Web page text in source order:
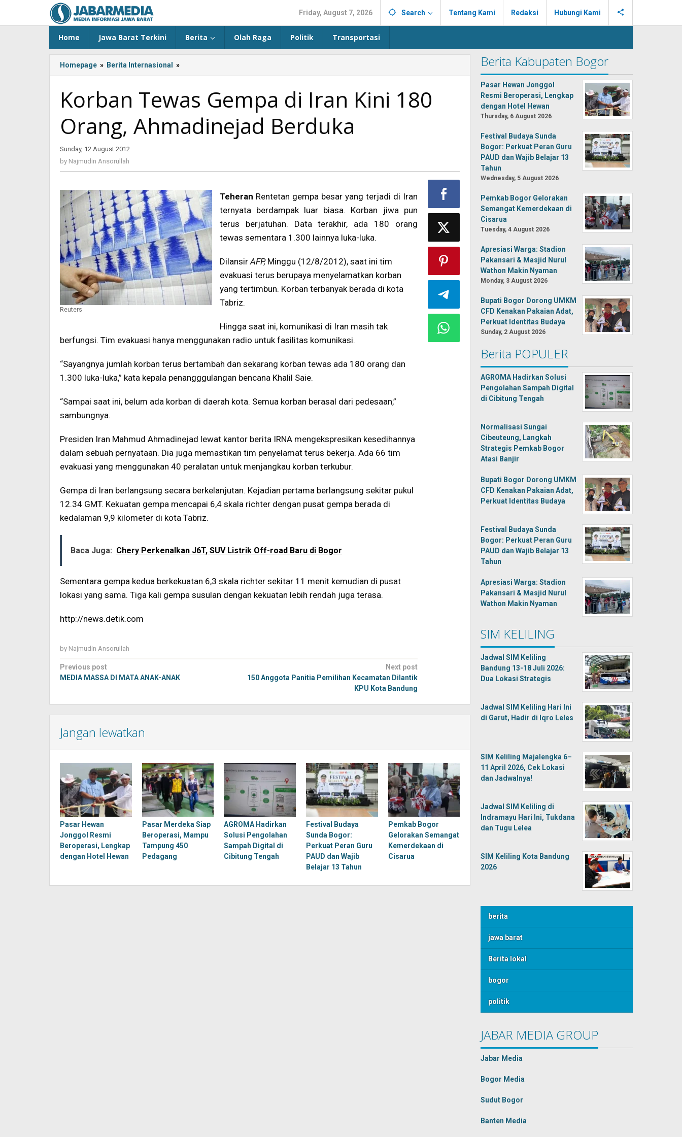
content
Friday, August 7, 2026 Search Tentang Kami Redaksi Hubungi Kami
Home Jawa Barat Terkini Berita Olah Raga Politik Transportasi
Homepage » Berita Internasional »
-:IN-
>Korban
Tewas
Gempa
di
Orang,
Berduka<!-
-:-
>
Korban Tewas Gempa di Iran Kini 180
Orang, Ahmadinejad Berduka
Sunday, 12 August 2012
by Najmudin Ansorullah
Reuters
Teheran Rentetan gempa besar yang terjadi di Iran
ternyata berdampak luar biasa. Korban jiwa pun
terus berjatuhan. Data terakhir, ada 180 orang
tewas sementara 1.300 lainnya luka-luka.
DilansirAFP,Minggu (12/8/2012), saat ini tim
evakuasi terus berupaya menyelamatkan korban
yang tertimbun. Korban terbanyak berada di kota
Tabriz.
Hingga saat ini, komunikasi di Iran masih tak
berfungsi. Tim evakuasi hanya menggunakan radio untuk fasilitas komunikasi.
“Sayangnya jumlah korban terus bertambah dan sekarang korban tewas ada 180 orang dan
1.300 luka-luka,” kata kepala penangggulangan bencana Khalil Saie.
“Sampai saat ini, belum ada korban di daerah kota. Semua korban berasal dari pedesaan,”
sambungnya.
Presiden Iran Mahmud Ahmadinejad lewat kantor berita IRNA mengekspresikan kesedihannya
dalam sebuah pernyataan. Dia juga memastikan tim penyelamat terus bekerja. Ada 66 tim
evakuasi yang menggunakan 40 peralatan untuk menjangkau korban terkubur.
Gempa di Iran berlangsung secara berkelanjutan. Kejadian pertama berlangsung sekitar pukul
12.34 GMT. Kekuatan gempa mencapai 6,4 skala richter dengan pusat gempa berada di
kedalaman 9,9 kilometer di kota Tabriz.
Baca Juga: Chery Perkenalkan J6T, SUV Listrik Off-road Baru di Bogor
Sementara gempa kedua berkekuatan 6,3 skala richter sekitar 11 menit kemudian di pusat
lokasi yang sama. Tiga kali gempa susulan dengan kekuatan lebih rendah juga terasa.
http://news.detik.com
by Najmudin Ansorullah
Post
navigation
Previous post
MEDIA MASSA DI MATA ANAK-ANAK
Next post
150 Anggota Panitia Pemilihan Kecamatan Dilantik
KPU Kota Bandung
Jangan lewatkan
Pasar Hewan
Jonggol Resmi
Beroperasi, Lengkap
dengan Hotel Hewan
Pasar Merdeka Siap
Beroperasi, Mampu
Tampung 450
Pedagang
AGROMA Hadirkan
Solusi Pengolahan
Sampah Digital di
Cibitung Tengah
Festival Budaya
Sunda Bogor:
Perkuat Peran Guru
PAUD dan Wajib
Belajar 13 Tahun
Pemkab Bogor
Gelorakan Semangat
Kemerdekaan di
Cisarua
Berita Kabupaten Bogor
Pasar Hewan Jonggol
Resmi Beroperasi, Lengkap
dengan Hotel Hewan
Thursday, 6 August 2026
Festival Budaya Sunda
Bogor: Perkuat Peran Guru
PAUD dan Wajib Belajar 13
Tahun
Wednesday, 5 August 2026
Pemkab Bogor Gelorakan
Semangat Kemerdekaan di
Cisarua
Tuesday, 4 August 2026
Apresiasi Warga: Stadion
Pakansari & Masjid Nurul
Wathon Makin Nyaman
Monday, 3 August 2026
Bupati Bogor Dorong UMKM
CFD Kenakan Pakaian Adat,
Perkuat Identitas Budaya
Sunday, 2 August 2026
Berita POPULER
AGROMA Hadirkan Solusi
Pengolahan Sampah Digital
di Cibitung Tengah
Normalisasi Sungai
Cibeuteung, Langkah
Strategis Pemkab Bogor
Atasi Banjir
Bupati Bogor Dorong UMKM
CFD Kenakan Pakaian Adat,
Perkuat Identitas Budaya
Festival Budaya Sunda
Bogor: Perkuat Peran Guru
PAUD dan Wajib Belajar 13
Tahun
Apresiasi Warga: Stadion
Pakansari & Masjid Nurul
Wathon Makin Nyaman
SIM KELILING
Jadwal SIM Keliling
Bandung 13-18 Juli 2026:
Dua Lokasi Strategis
Jadwal SIM Keliling Hari Ini
di Garut, Hadir di Iqro Leles
SIM Keliling Majalengka 6–
11 April 2026, Cek Lokasi
dan Jadwalnya!
Jadwal SIM Keliling di
Indramayu Hari Ini, Tukdana
dan Tugu Lelea
SIM Keliling Kota Bandung
2026
berita
jawa barat
Berita lokal
bogor
politik
JABAR MEDIA GROUP
Jabar Media
Bogor Media
Sudut Bogor
Banten Media